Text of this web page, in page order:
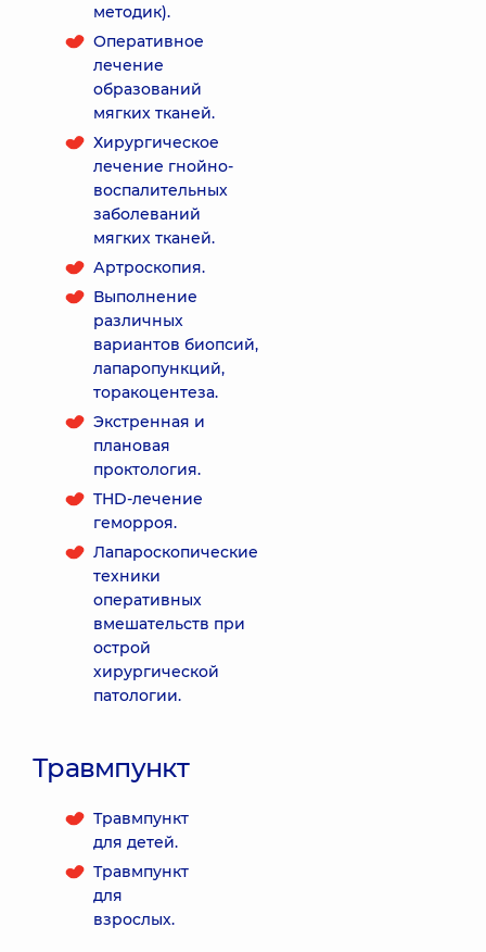
методик).
Оперативное
лечение
образований
мягких тканей.
Хирургическое
лечение гнойно-
воспалительных
заболеваний
мягких тканей.
Артроскопия.
Выполнение
различных
вариантов биопсий,
лапаропункций,
торакоцентеза.
Экстренная и
плановая
проктология.
THD-лечение
геморроя.
Лапароскопические
техники
оперативных
вмешательств при
острой
хирургической
патологии.
Травмпункт
Травмпункт
для детей.
Травмпункт
для
взрослых.